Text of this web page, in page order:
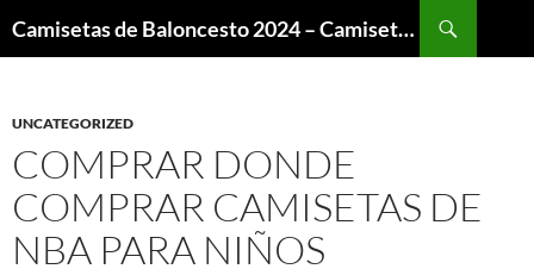
Camisetas de Baloncesto 2024 – Camisetas NBA
UNCATEGORIZED
COMPRAR DONDE
COMPRAR CAMISETAS DE
NBA PARA NIÑOS